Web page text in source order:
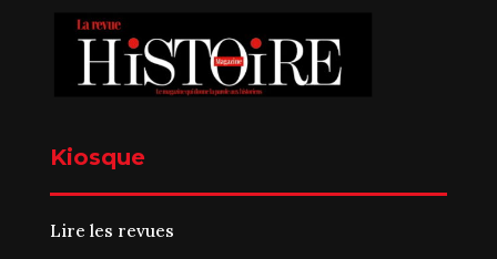
Kiosque
Lire les revues